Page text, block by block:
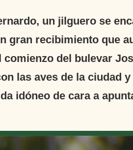
un jilguero se
gran recibimiento que
del bulevar
las aves de la ciudad y
idóneo de cara a